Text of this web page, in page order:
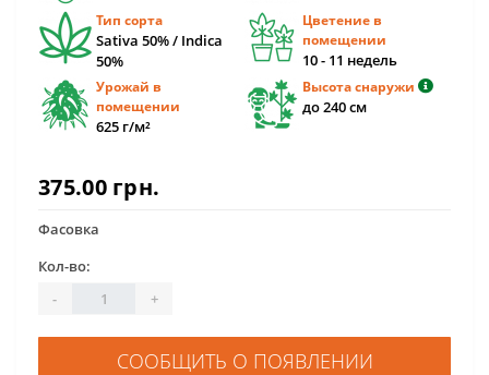
Тип сорта
Sativa 50% / Indica
50%
Цветение в
помещении
10 - 11 недель
Урожай в
помещении
625 г/м²
Высота снаружи
до 240 см
375.00 грн.
Фасовка
Кол-во:
-
+
СООБЩИТЬ О ПОЯВЛЕНИИ